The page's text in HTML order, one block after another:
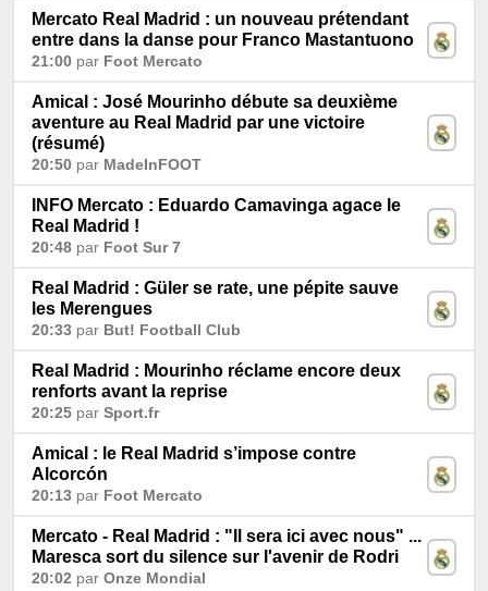
Mercato Real Madrid : un nouveau prétendant
entre dans la danse pour Franco Mastantuono
21:00 par Foot Mercato
Amical : José Mourinho débute sa deuxième
aventure au Real Madrid par une victoire
(résumé)
20:50 par MadeInFOOT
INFO Mercato : Eduardo Camavinga agace le
Real Madrid !
20:48 par Foot Sur 7
Real Madrid : Güler se rate, une pépite sauve
les Merengues
20:33 par But! Football Club
Real Madrid : Mourinho réclame encore deux
renforts avant la reprise
20:25 par Sport.fr
Amical : le Real Madrid s’impose contre
Alcorcón
20:13 par Foot Mercato
Mercato - Real Madrid : "Il sera ici avec nous" ...
Maresca sort du silence sur l'avenir de Rodri
20:02 par Onze Mondial